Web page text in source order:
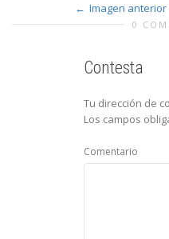
Imagen anterior
0
Contesta
Tu dirección de
Los campos
Comentario